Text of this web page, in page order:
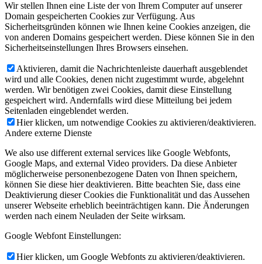
Wir stellen Ihnen eine Liste der von Ihrem Computer auf unserer
Domain gespeicherten Cookies zur Verfügung. Aus
Sicherheitsgründen können wie Ihnen keine Cookies anzeigen, die
von anderen Domains gespeichert werden. Diese können Sie in den
Sicherheitseinstellungen Ihres Browsers einsehen.
Aktivieren, damit die Nachrichtenleiste dauerhaft ausgeblendet
wird und alle Cookies, denen nicht zugestimmt wurde, abgelehnt
werden. Wir benötigen zwei Cookies, damit diese Einstellung
gespeichert wird. Andernfalls wird diese Mitteilung bei jedem
Seitenladen eingeblendet werden.
Hier klicken, um notwendige Cookies zu aktivieren/deaktivieren.
Andere externe Dienste
We also use different external services like Google Webfonts,
Google Maps, and external Video providers. Da diese Anbieter
möglicherweise personenbezogene Daten von Ihnen speichern,
können Sie diese hier deaktivieren. Bitte beachten Sie, dass eine
Deaktivierung dieser Cookies die Funktionalität und das Aussehen
unserer Webseite erheblich beeinträchtigen kann. Die Änderungen
werden nach einem Neuladen der Seite wirksam.
Google Webfont Einstellungen:
Hier klicken, um Google Webfonts zu aktivieren/deaktivieren.